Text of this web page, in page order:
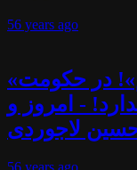
56 years ago
«هر دو را با هم انتخاب کنیم»! در حکومت
- امروز و
حسین لاجوردی
56 years ago